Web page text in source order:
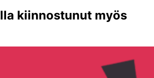
kiinnostunut myös